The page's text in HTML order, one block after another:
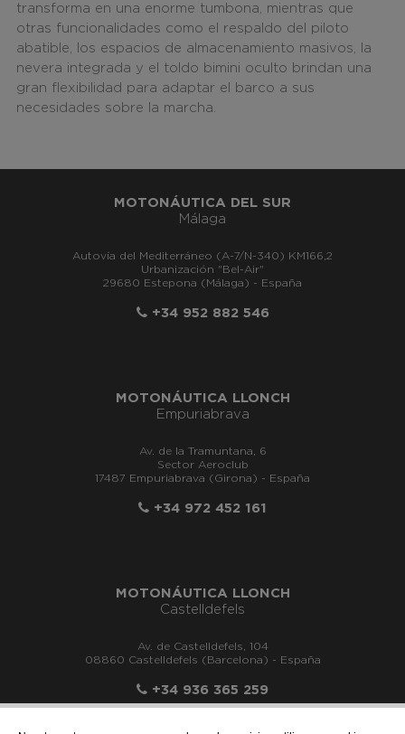
transforma en una enorme tumbona, mientras que
otras funcionalidades como el respaldo del piloto
abatible, los espacios de almacenamiento masivos, la
nevera integrada y el toldo bimini oculto brindan una
gran flexibilidad para adaptar el barco a sus
necesidades sobre la marcha.
MOTONÁUTICA DEL SUR
Málaga
Autovía del Mediterráneo (A-7/N-340) KM166,2
Urbanización "Bel-Air"
29680 Estepona (Málaga) - España
+34 952 882 546
MOTONÁUTICA LLONCH
Empuriabrava
Av. de la Tramuntana, 6
Sector Aeroclub
17487 Empuriabrava (Girona) - España
+34 972 452 161
MOTONÁUTICA LLONCH
Castelldefels
Av. de Castelldefels, 104
08860 Castelldefels (Barcelona) - España
+34 936 365 259